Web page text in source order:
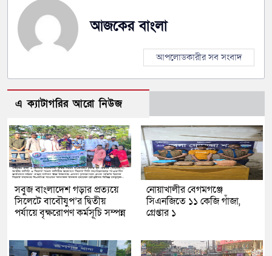
আজকের বাংলা
আপলোডকারীর সব সংবাদ
এ ক্যাটাগরির আরো নিউজ
সবুজ বাংলাদেশ গড়ার প্রত্যয়ে
সিলেটে বাবৌযুপ’র দ্বিতীয়
পর্যায়ে বৃক্ষরোপণ কর্মসূচি সম্পন্ন
নোয়াখালীর বেগমগঞ্জে
সিএনজিতে ১১ কেজি গাঁজা,
গ্রেপ্তার ১